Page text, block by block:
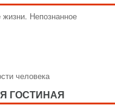
Непознанное
человека
ГОСТИНАЯ